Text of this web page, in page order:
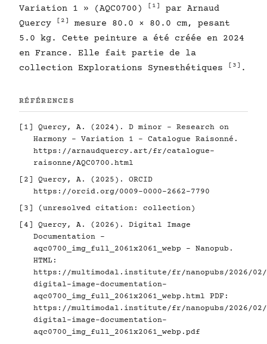
Variation 1 » (AQC0700)
[1]
par Arnaud
Quercy
[2]
mesure 80.0 × 80.0 cm, pesant
5.0 kg. Cette peinture a été créée en 2024
en France. Elle fait partie de la
collection Explorations Synesthétiques
[3] .
RÉFÉRENCES
[1]
Quercy, A. (2024). D minor - Research on
Harmony - Variation 1 - Catalogue Raisonné.
https://arnaudquercy.art/fr/catalogue-
raisonne/AQC0700.html
[2]
Quercy, A. (2025). ORCID
https://orcid.org/0009-0000-2662-7790
[3]
(unresolved citation: collection)
[4]
Quercy, A. (2026). Digital Image
Documentation -
aqc0700_img_full_2061x2061_webp - Nanopub.
HTML:
https://multimodal.institute/fr/nanopubs/2026/02/
digital-image-documentation-
aqc0700_img_full_2061x2061_webp.html PDF:
https://multimodal.institute/fr/nanopubs/2026/02/
digital-image-documentation-
aqc0700_img_full_2061x2061_webp.pdf